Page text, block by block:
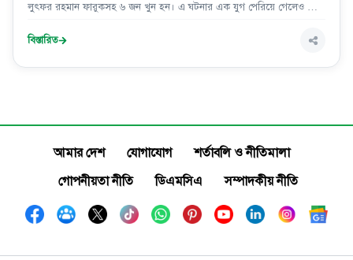
লুৎফর রহমান ফারুকসহ ৬ জন খুন হন। এ ঘটনার এক যুগ পেরিয়ে গেলেও শেষ
সংশ্লিষ্টরা।
বিস্তারিত
আমার দেশ যোগাযোগ
শর্তাবলি ও নীতিমালা
গোপনীয়তা নীতি
ডিএমসিএ সম্পাদকীয় নীতি